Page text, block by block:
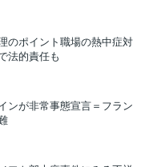
のポイント職場の熱中症対
法的責任も
ンが非常事態宣言＝フラン